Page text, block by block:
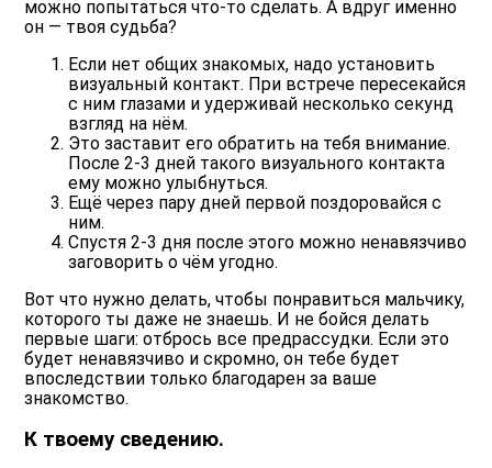
можно попытаться что-то сделать. А вдруг именно
он — твоя судьба?
Если нет общих знакомых, надо установить
визуальный контакт. При встрече пересекайся
с ним глазами и удерживай несколько секунд
взгляд на нём.
Это заставит его обратить на тебя внимание.
После 2-3 дней такого визуального контакта
ему можно улыбнуться.
Ещё через пару дней первой поздоровайся с
ним.
Спустя 2-3 дня после этого можно ненавязчиво
заговорить о чём угодно.
Вот что нужно делать, чтобы понравиться мальчику,
которого ты даже не знаешь. И не бойся делать
первые шаги: отбрось все предрассудки. Если это
будет ненавязчиво и скромно, он тебе будет
впоследствии только благодарен за ваше
знакомство.
К твоему сведению.